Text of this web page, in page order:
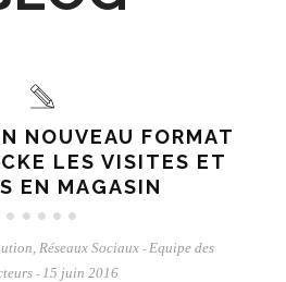
NOUVEAU FORMAT
LES VISITES ET
EN MAGASIN
, Réseaux Sociaux - Equipe des
- 15 juin 2016